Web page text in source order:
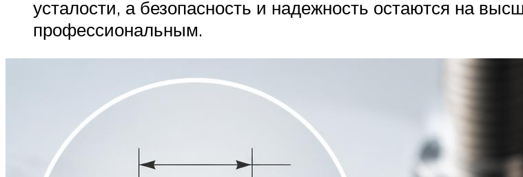
усталости, а безопасность и надежность остаются на
профессиональным.